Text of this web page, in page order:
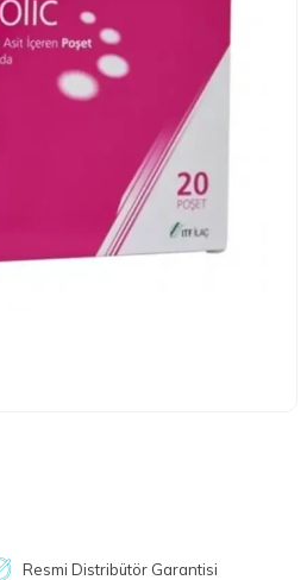
Resmi Distribütör Garantisi